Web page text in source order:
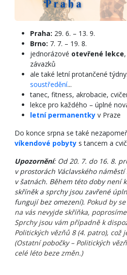
Praha: 29. 6. – 13. 9.
Brno: 7. 7. – 19. 8.
jednorázové otevřené lekce
závazků
ale také letní protančené
soustředění...
tanec, fitness, akrobacie,
lekce pro každého – úplné
letní permanentky v Praze
Do konce srpna se také
víkendové pobyty s tancem a
Upozornění: Od 20. 7. do 16. 8.
v prostorách Václavského
v šatnách. Během této doby není
skříněk a sprchy jsou zavřené
fungují bez omezení). Pokud by
na vás nevyjde skříňka,
Sprchy jsou vám případně k
Politických vězňů 8 (4. patro), což
(Ostatní pobočky – Politických
celé léto beze změn.)